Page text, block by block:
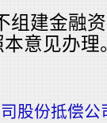
组建金融
意见办理
股份抵偿公